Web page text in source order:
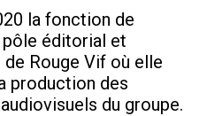
la fonction de
éditorial et
Rouge Vif où elle
production des
du groupe.